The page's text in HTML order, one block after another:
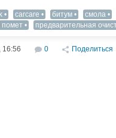
carcare битум
смола
помет предварительная
16:56 0 Поделиться